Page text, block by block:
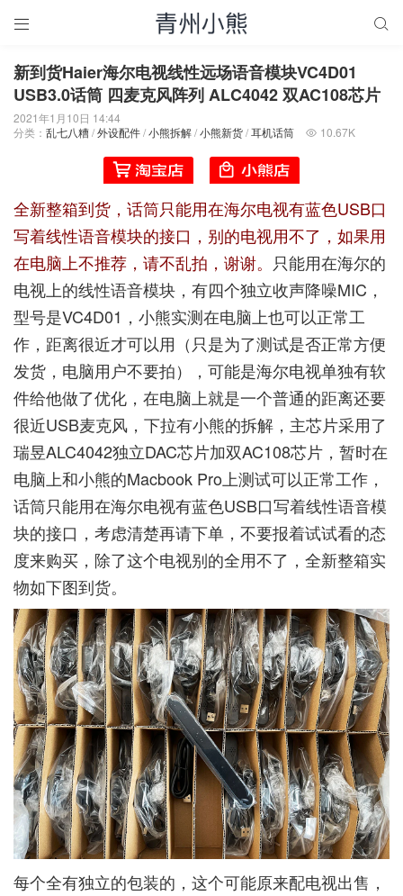
 
新到货Haier海尔电视线性远场语音模块VC4D01
USB3.0话筒 四麦克风阵列 ALC4042 双AC108芯片
2021年1月10日 14:44
分类： 乱七八糟/外设配件/小熊拆解/小熊新货/耳机话筒  10.67K
全新整箱到货，话筒只能用在海尔电视有蓝色USB口
写着线性语音模块的接口，别的电视用不了，如果用
在电脑上不推荐，请不乱拍，谢谢。 只能用在海尔的
电视上的线性语音模块，有四个独立收声降噪MIC，
型号是VC4D01，小熊实测在电脑上也可以正常工
作，距离很近才可以用（只是为了测试是否正常方便
发货，电脑用户不要拍），可能是海尔电视单独有软
件给他做了优化，在电脑上就是一个普通的距离还要
很近USB麦克风，下拉有小熊的拆解，主芯片采用了
瑞昱ALC4042独立DAC芯片加双AC108芯片，暂时在
电脑上和小熊的Macbook Pro上测试可以正常工作，
话筒只能用在海尔电视有蓝色USB口写着线性语音模
块的接口，考虑清楚再请下单，不要报着试试看的态
度来购买，除了这个电视别的全用不了，全新整箱实
物如下图到货。
每个全有独立的包装的，这个可能原来配电视出售，